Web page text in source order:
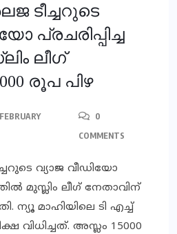
ടീച്ചറുടെ
പ്രചരിപ്പിച്ച
ലീഗ്
രൂപ പിഴ
0
COMMENTS
വ്യാജ വീഡിയോ
മുസ്ലിം ലീഗ് നേതാവിന്
ന്യൂ മാഹിയിലെ ടി എച്ച്
വിധിച്ചത്. അസ്ലം 15000